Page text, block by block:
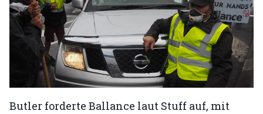
Butler forderte Ballance laut Stuff auf, mit